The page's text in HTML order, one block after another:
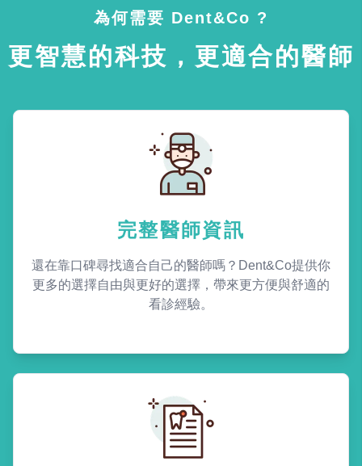
為何需要 Dent&Co ?
更智慧的科技，更適合的醫師
完整醫師資訊
還在靠口碑尋找適合自己的醫師嗎？Dent&Co提供你
更多的選擇自由與更好的選擇，帶來更方便與舒適的
看診經驗。